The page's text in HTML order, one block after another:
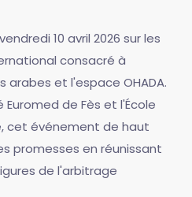
10 avril 2026 sur les
consacré à
arabes et l'espace OHADA.
de Fès et l'École
cet événement de haut
promesses en réunissant
de l'arbitrage